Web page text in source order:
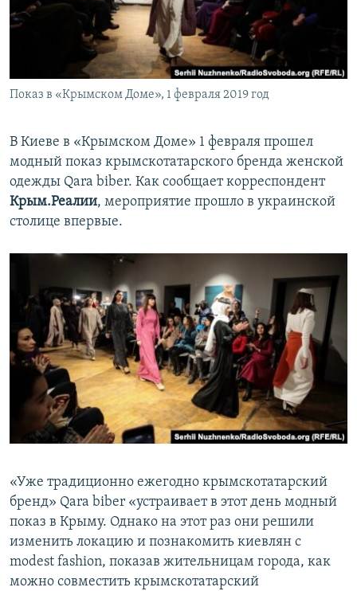
ПОБЕДИТЕЛЕЙ НЕ СУДЯТ?
КРЫМ.НЕПОКОРЕННЫЙ
УКРАИНСКАЯ ПРОБЛЕМА КРЫМА
ПРИСОЕДИНЯЙТЕСЬ!
Показ в «Крымском Доме», 1 февраля 2019 год
В Киеве в «Крымском Доме» 1 февраля прошел
модный показ крымскотатарского бренда женской
одежды Qara biber. Как сообщает корреспондент
Крым.Реалии, мероприятие прошло в украинской
столице впервые.
«Уже традиционно ежегодно крымскотатарский
бренд» Qara biber «устраивает в этот день модный
показ в Крыму. Однако на этот раз они решили
изменить локацию и познакомить киевлян с
modest fashion, показав жительницам города, как
можно совместить крымскотатарский